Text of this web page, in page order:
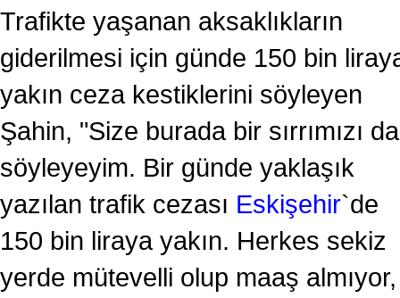
Trafikte yaşanan aksaklıkların
giderilmesi için günde 150 bin
yakın ceza kestiklerini söyleyen
Şahin, "Size burada bir sırrımızı da
söyleyeyim. Bir günde yaklaşık
yazılan trafik cezası Eskişehir`de
150 bin liraya yakın. Herkes sekiz
yerde mütevelli olup maaş almıyor,